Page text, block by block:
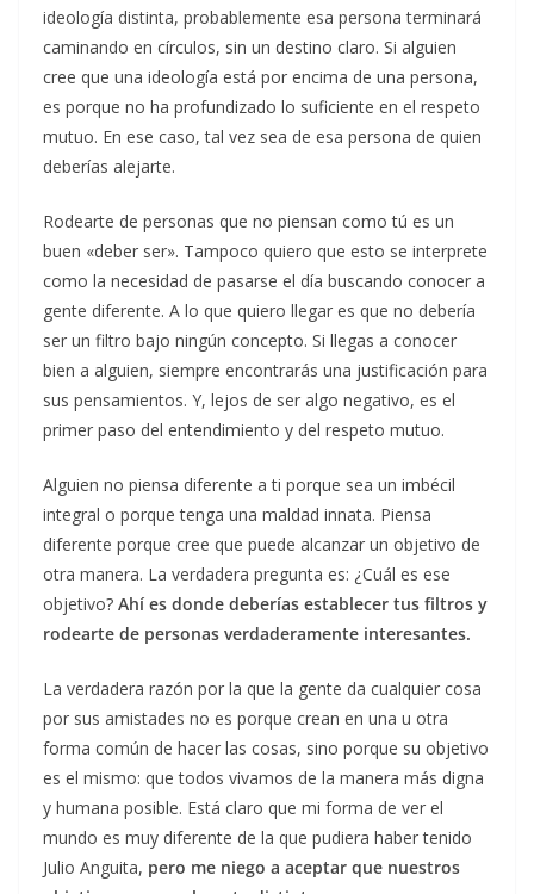
ideología distinta, probablemente esa persona terminará
caminando en círculos, sin un destino claro. Si alguien
cree que una ideología está por encima de una persona,
es porque no ha profundizado lo suficiente en el respeto
mutuo. En ese caso, tal vez sea de esa persona de quien
deberías alejarte.
Rodearte de personas que no piensan como tú es un
buen «deber ser». Tampoco quiero que esto se interprete
como la necesidad de pasarse el día buscando conocer a
gente diferente. A lo que quiero llegar es que no debería
ser un filtro bajo ningún concepto. Si llegas a conocer
bien a alguien, siempre encontrarás una justificación para
sus pensamientos. Y, lejos de ser algo negativo, es el
primer paso del entendimiento y del respeto mutuo.
Alguien no piensa diferente a ti porque sea un imbécil
integral o porque tenga una maldad innata. Piensa
diferente porque cree que puede alcanzar un objetivo de
otra manera. La verdadera pregunta es: ¿Cuál es ese
objetivo? Ahí es donde deberías establecer tus filtros y
rodearte de personas verdaderamente interesantes.
La verdadera razón por la que la gente da cualquier cosa
por sus amistades no es porque crean en una u otra
forma común de hacer las cosas, sino porque su objetivo
es el mismo: que todos vivamos de la manera más digna
y humana posible. Está claro que mi forma de ver el
mundo es muy diferente de la que pudiera haber tenido
Julio Anguita, pero me niego a aceptar que nuestros